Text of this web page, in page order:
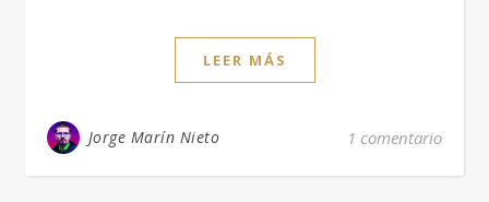
LEER MÁS
Jorge Marín Nieto 1 comentario